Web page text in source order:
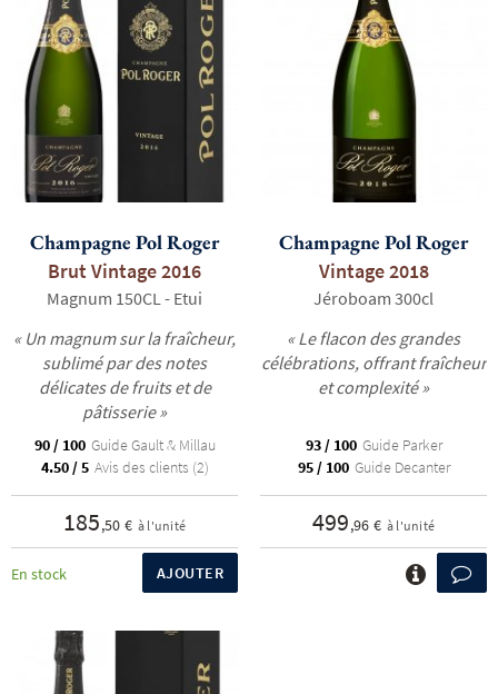
NOS COFFRETS DÉCOUVERTES NOS MEILLEURES VENTES NOS
Champagne Pol Roger
Brut Vintage 2016
Magnum 150CL - Etui
« Un magnum sur la fraîcheur,
sublimé par des notes
délicates de fruits et de
pâtisserie »
90 / 100 Guide Gault & Millau
4.50 / 5 Avis des clients (2)
185,50 € à l'unité
En stock AJOUTER
Champagne Pol Roger
Vintage 2018
Jéroboam 300cl
« Le flacon des grandes
célébrations, offrant fraîcheur
et complexité »
93 / 100 Guide Parker
95 / 100 Guide Decanter
499,96 € à l'unité